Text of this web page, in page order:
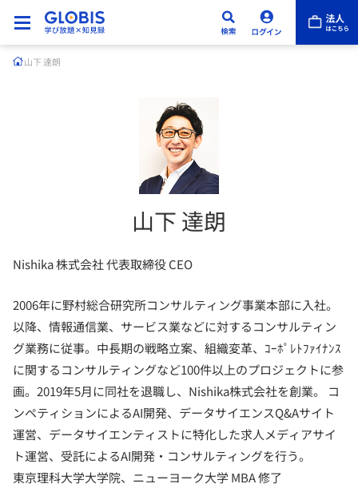
山下 達朗
山下 達朗
Nishika 株式会社 代表取締役 CEO
2006年に野村総合研究所コンサルティング事業本部に入社。
以降、情報通信業、 サービス業などに対するコンサルティン
グ業務に従事。 中長期の戦略立案、組織変革、 ｺｰﾎﾟﾚﾄﾌｧｲﾅﾝｽ
に関するコンサルティングなど100件以上のプロジェクトに参
画。2019年5月に同社を退職し、 Nishika株式会社を創業。 コ
ンペティションによるAI開発、データサイエンスQ&Aサイト
運営、 データサイエンティストに特化した求人メディアサイ
ト運営、 受託によるAI開発・コンサルティングを行う。
東京理科大学大学院、ニューヨーク大学 MBA 修了